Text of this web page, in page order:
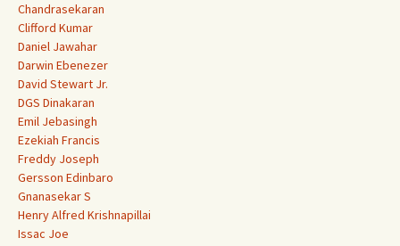
Chandrasekaran
Clifford Kumar
Daniel Jawahar
Darwin Ebenezer
David Stewart Jr.
DGS Dinakaran
Emil Jebasingh
Ezekiah Francis
Freddy Joseph
Gersson Edinbaro
Gnanasekar S
Henry Alfred Krishnapillai
Issac Joe